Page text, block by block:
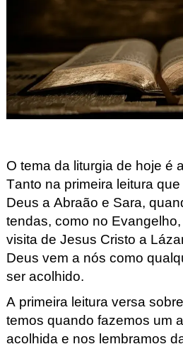
O tema da liturgia de hoje é
Tanto na primeira leitura
Deus a Abraão e Sara,
tendas, como no
visita de Jesus Cristo a
Deus vem a nós como
ser acolhido.
A primeira leitura versa
temos quando fazemos um
acolhida e nos lembramos